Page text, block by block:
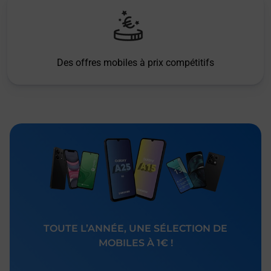
Des offres mobiles à prix compétitifs
TOUTE L’ANNÉE, UNE SÉLECTION DE
MOBILES À 1€ !